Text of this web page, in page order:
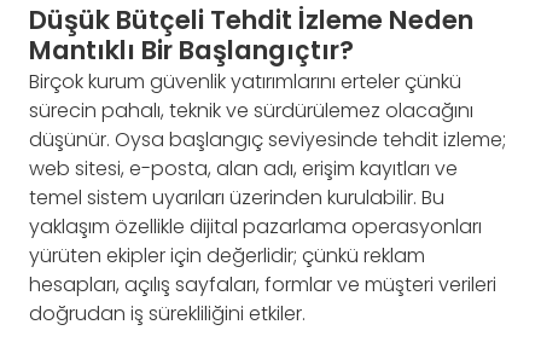
Düşük Bütçeli Tehdit İzleme Neden
Mantıklı Bir Başlangıçtır?
Birçok kurum güvenlik yatırımlarını erteler çünkü
sürecin pahalı, teknik ve sürdürülemez olacağını
düşünür. Oysa başlangıç seviyesinde tehdit izleme;
web sitesi, e-posta, alan adı, erişim kayıtları ve
temel sistem uyarıları üzerinden kurulabilir. Bu
yaklaşım özellikle dijital pazarlama operasyonları
yürüten ekipler için değerlidir; çünkü reklam
hesapları, açılış sayfaları, formlar ve müşteri verileri
doğrudan iş sürekliliğini etkiler.